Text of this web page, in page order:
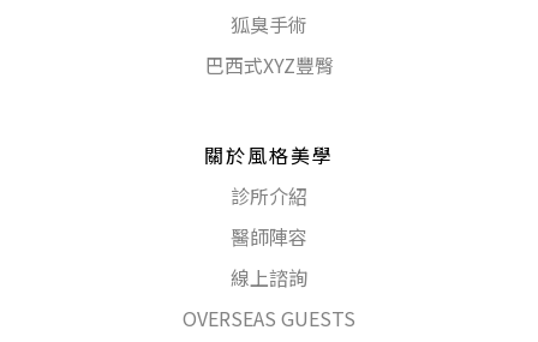
狐臭手術
巴西式XYZ豐臀
關於風格美學
診所介紹
醫師陣容
線上諮詢
OVERSEAS GUESTS